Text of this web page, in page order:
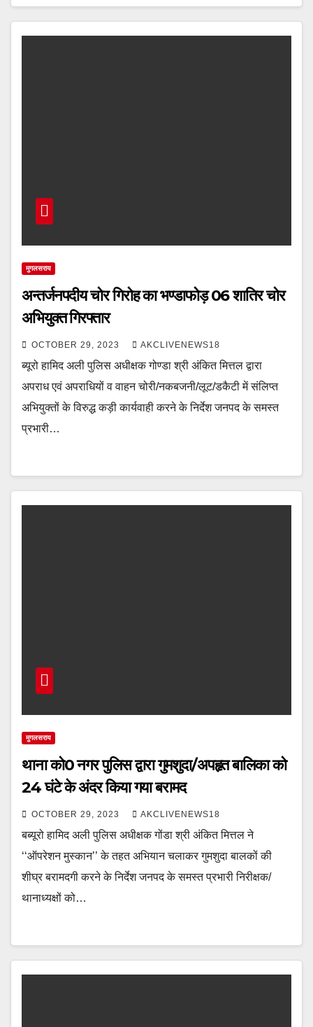
मुगलसराय
अन्तर्जनपदीय चोर गिरोह का भण्डाफोड़ 06 शातिर चोर
अभियुक्त गिरफ्तार
OCTOBER 29, 2023 AKCLIVENEWS18
ब्यूरो हामिद अली पुलिस अधीक्षक गोण्डा श्री अंकित मित्तल द्वारा
अपराध एवं अपराधियों व वाहन चोरी/नकबजनी/लूट/डकैटी में संलिप्त
अभियुक्तों के विरुद्ध कड़ी कार्यवाही करने के निर्देश जनपद के समस्त
प्रभारी…
मुगलसराय
थाना को0 नगर पुलिस द्वारा गुमशुदा/अपहृत बालिका को
24 घंटे के अंदर किया गया बरामद
OCTOBER 29, 2023 AKCLIVENEWS18
बब्यूरो हामिद अली पुलिस अधीक्षक गोंडा श्री अंकित मित्तल ने
‘‘ऑपरेशन मुस्कान’’ के तहत अभियान चलाकर गुमशुदा बालकों की
शीघ्र बरामदगी करने के निर्देश जनपद के समस्त प्रभारी निरीक्षक/
थानाध्यक्षों को…